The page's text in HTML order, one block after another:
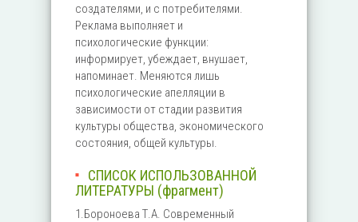
создателями, и с потребителями.
Реклама выполняет и
психологические функции:
информирует, убеждает, внушает,
напоминает. Меняются лишь
психологические апелляции в
зависимости от стадии развития
культуры общества, экономического
состояния, общей культуры.
СПИСОК ИСПОЛЬЗОВАННОЙ
ЛИТЕРАТУРЫ (фрагмент)
1.Бороноева Т.А. Современный